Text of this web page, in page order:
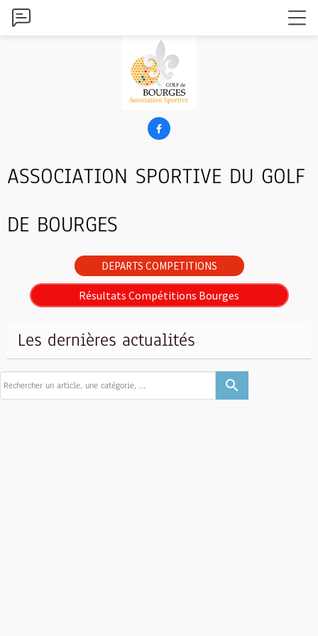

ASSOCIATION SPORTIVE DU GOLF
DE BOURGES
DEPARTS COMPETITIONS
Résultats Compétitions Bourges
Les dernières actualités
search